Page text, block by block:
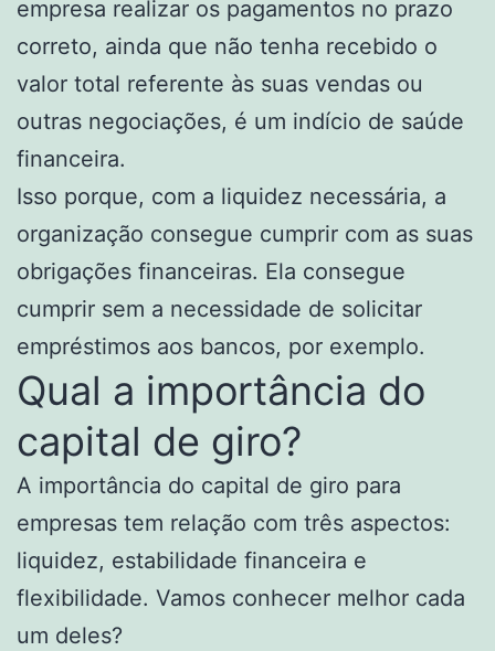
empresa realizar os pagamentos no prazo
correto, ainda que não tenha recebido o
valor total referente às suas vendas ou
outras negociações, é um indício de saúde
financeira.
Isso porque, com a liquidez necessária, a
organização consegue cumprir com as suas
obrigações financeiras. Ela consegue
cumprir sem a necessidade de solicitar
empréstimos aos bancos, por exemplo.
Qual a importância do
capital de giro?
A importância do capital de giro para
empresas tem relação com três aspectos:
liquidez, estabilidade financeira e
flexibilidade. Vamos conhecer melhor cada
um deles?